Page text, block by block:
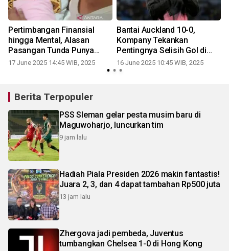
Pertimbangan Finansial
hingga Mental, Alasan
Pasangan Tunda Punya
Anak
17 June 2025 14:45 WIB, 2025
Bantai Auckland 10-0,
Kompany Tekankan
Pentingnya Selisih Gol di
Grup Berat
16 June 2025 10:45 WIB, 2025
Berita Terpopuler
PSS Sleman gelar pesta musim baru di
Maguwoharjo, luncurkan tim
9 jam lalu
Hadiah Piala Presiden 2026 makin fantastis!
Juara 2, 3, dan 4 dapat tambahan Rp500 juta
13 jam lalu
Zhergova jadi pembeda, Juventus
tumbangkan Chelsea 1-0 di Hong Kong